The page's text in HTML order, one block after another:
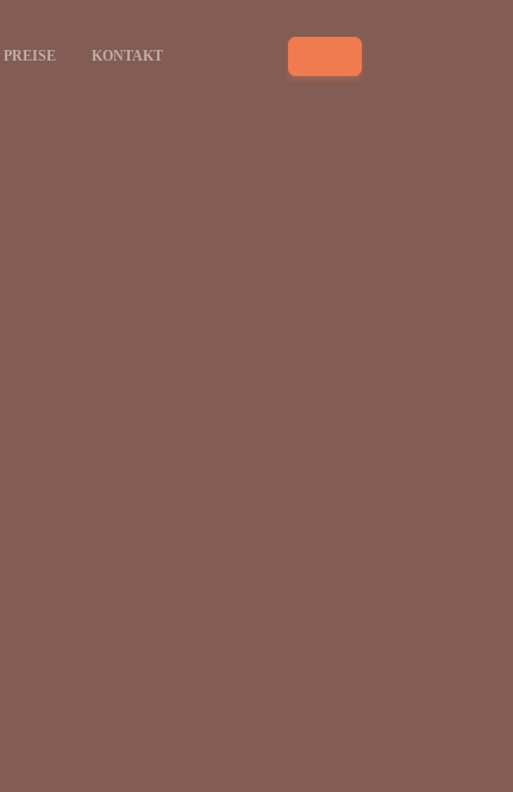
PREISE KONTAKT